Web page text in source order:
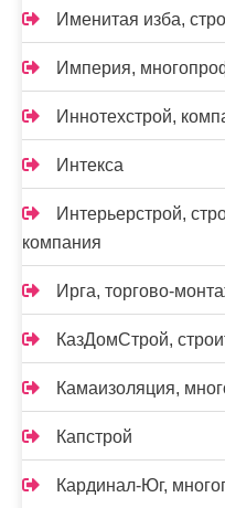
Именитая изба,
Империя,
Иннотехстрой,
Интекса
Интерьерстрой,
компания
Ирга, торгово-
КазДомСтрой,
Камаизоляция,
Капстрой
Кардинал-Юг,